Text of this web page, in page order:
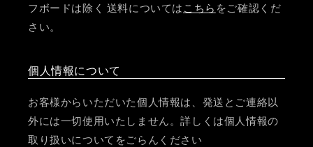
フボードは除く 送料については こちら をご確認くだ
さい。
個人情報について
お客様からいただいた個人情報は、発送とご連絡以
外には一切使用いたしません。詳しくは個人情報の
取り扱いについてをごらんください